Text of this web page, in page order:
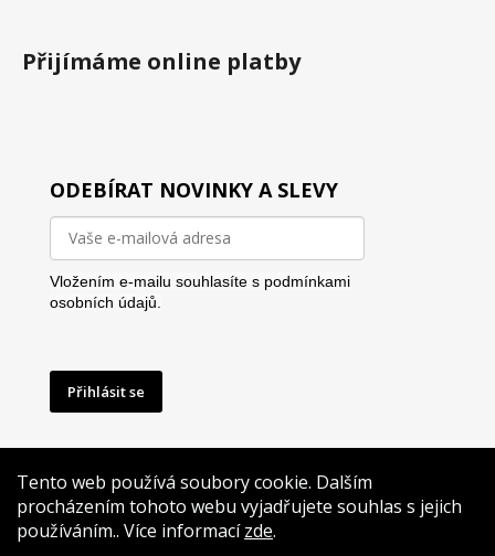
Tento web používá soubory cookie. Dalším
procházením tohoto webu vyjadřujete souhlas s jejich
používáním.. Více informacízde.
Přijímáme online platby
ODEBÍRAT NOVINKY A SLEVY
Vložením e-mailu souhlasíte s podmínkami
osobních údajů.
Přihlásit se